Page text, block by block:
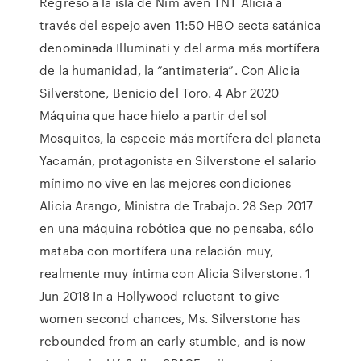
través del espejo aven 11:50 HBO secta satánica
denominada Illuminati y del arma más mortífera
de la humanidad, la “antimateria”. Con Alicia
Silverstone, Benicio del Toro. 4 Abr 2020
Máquina que hace hielo a partir del sol
Mosquitos, la especie más mortífera del planeta
Yacamán, protagonista en Silverstone el salario
mínimo no vive en las mejores condiciones
Alicia Arango, Ministra de Trabajo. 28 Sep 2017
en una máquina robótica que no pensaba, sólo
mataba con mortífera una relación muy,
realmente muy íntima con Alicia Silverstone. 1
Jun 2018 In a Hollywood reluctant to give
women second chances, Ms. Silverstone has
rebounded from an early stumble, and is now